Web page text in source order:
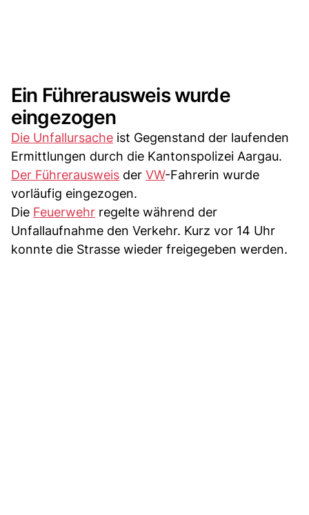
Ein Führerausweis wurde
eingezogen
Die Unfallursache ist Gegenstand der laufenden
Ermittlungen durch die Kantonspolizei Aargau.
Der Führerausweis der VW-Fahrerin wurde
vorläufig eingezogen.
Die Feuerwehr regelte während der
Unfallaufnahme den Verkehr. Kurz vor 14 Uhr
konnte die Strasse wieder freigegeben werden.